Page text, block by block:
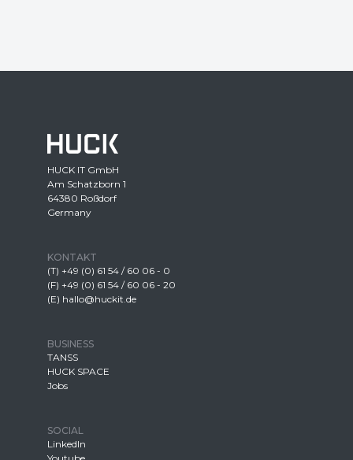
HUCK IT GmbH
Am Schatzborn 1
64380 Roßdorf
Germany
KONTAKT
(T) +49 (0) 61 54 / 60 06 - 0
(F) +49 (0) 61 54 / 60 06 - 20
(E) hallo@huckit.de
BUSINESS
TANSS
HUCK SPACE
Jobs
SOCIAL
LinkedIn